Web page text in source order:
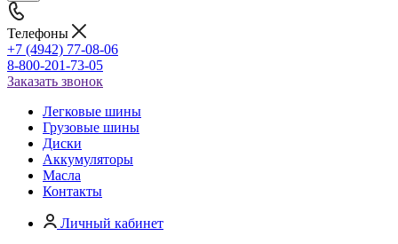
Телефоны
+7 (4942) 77-08-06
8-800-201-73-05
Заказать звонок
Легковые шины
Грузовые шины
Диски
Аккумуляторы
Масла
Контакты
Личный кабинет